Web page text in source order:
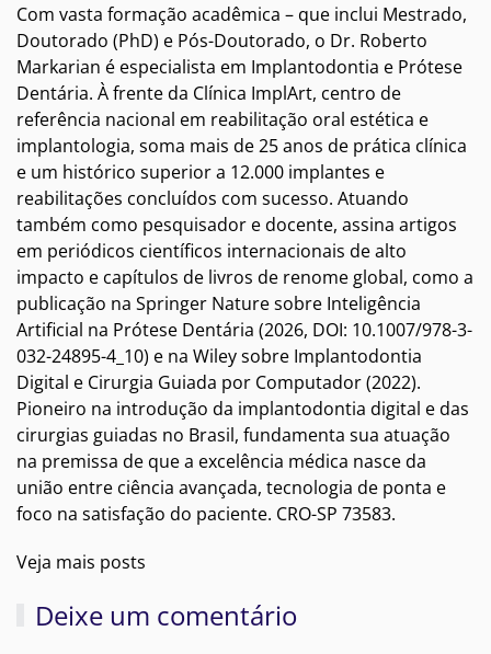
Com vasta formação acadêmica – que inclui Mestrado,
Doutorado (PhD) e Pós-Doutorado, o Dr. Roberto
Markarian é especialista em Implantodontia e Prótese
Dentária. À frente da Clínica ImplArt, centro de
referência nacional em reabilitação oral estética e
implantologia, soma mais de 25 anos de prática clínica
e um histórico superior a 12.000 implantes e
reabilitações concluídos com sucesso. Atuando
também como pesquisador e docente, assina artigos
em periódicos científicos internacionais de alto
impacto e capítulos de livros de renome global, como a
publicação na Springer Nature sobre Inteligência
Artificial na Prótese Dentária (2026, DOI: 10.1007/978-3-
032-24895-4_10) e na Wiley sobre Implantodontia
Digital e Cirurgia Guiada por Computador (2022).
Pioneiro na introdução da implantodontia digital e das
cirurgias guiadas no Brasil, fundamenta sua atuação
na premissa de que a excelência médica nasce da
união entre ciência avançada, tecnologia de ponta e
foco na satisfação do paciente. CRO-SP 73583.
Veja mais posts
Deixe um comentário